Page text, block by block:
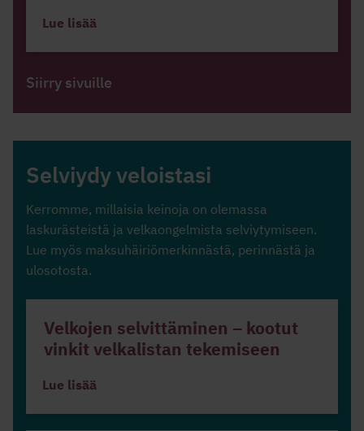
Lue lisää
Siirry sivuille
Selviydy veloistasi
Kerromme, millaisia keinoja on olemassa
laskurästeistä ja velkaongelmista selviytymiseen.
Lue myös maksuhäiriömerkinnästä, perinnästä ja
ulosotosta.
Velkojen selvittäminen – kootut
vinkit velkalistan tekemiseen
Lue lisää